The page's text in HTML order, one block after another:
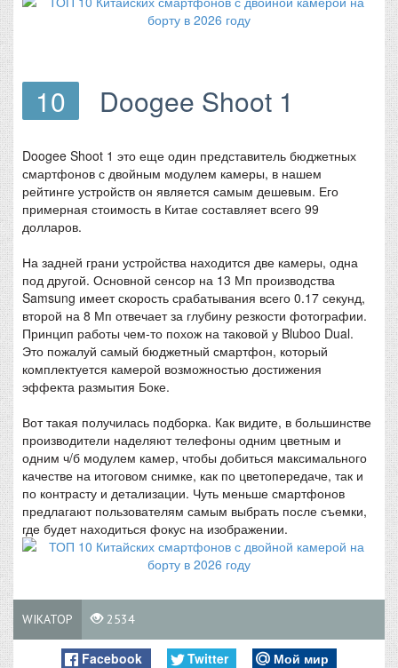
10 Doogee Shoot 1
Doogee Shoot 1 это еще один представитель бюджетных
смартфонов с двойным модулем камеры, в нашем
рейтинге устройств он является самым дешевым. Его
примерная стоимость в Китае составляет всего 99
долларов.
На задней грани устройства находится две камеры, одна
под другой. Основной сенсор на 13 Мп производства
Samsung имеет скорость срабатывания всего 0.17 секунд,
второй на 8 Мп отвечает за глубину резкости фотографии.
Принцип работы чем-то похож на таковой у Bluboo Dual.
Это пожалуй самый бюджетный смартфон, который
комплектуется камерой возможностью достижения
эффекта размытия Боке.
Вот такая получилась подборка. Как видите, в большинстве
производители наделяют телефоны одним цветным и
одним ч/б модулем камер, чтобы добиться максимального
качестве на итоговом снимке, как по цветопередаче, так и
по контрасту и детализации. Чуть меньше смартфонов
предлагают пользователям самым выбрать после съемки,
где будет находиться фокус на изображении.
WIKATOP 2534
Facebook Twitter
Мой мир